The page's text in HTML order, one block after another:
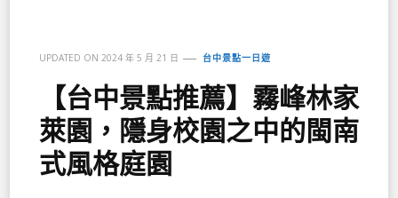
UPDATED ON 2024 年 5 月 21 日 台中景點一日遊
【台中景點推薦】霧峰林家
萊園，隱身校園之中的閩南
式風格庭園